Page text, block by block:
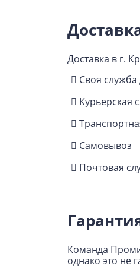
Доставка в г.
Своя служба
Курьерская
Самовывоз
Почтовая
Команда
однако это не